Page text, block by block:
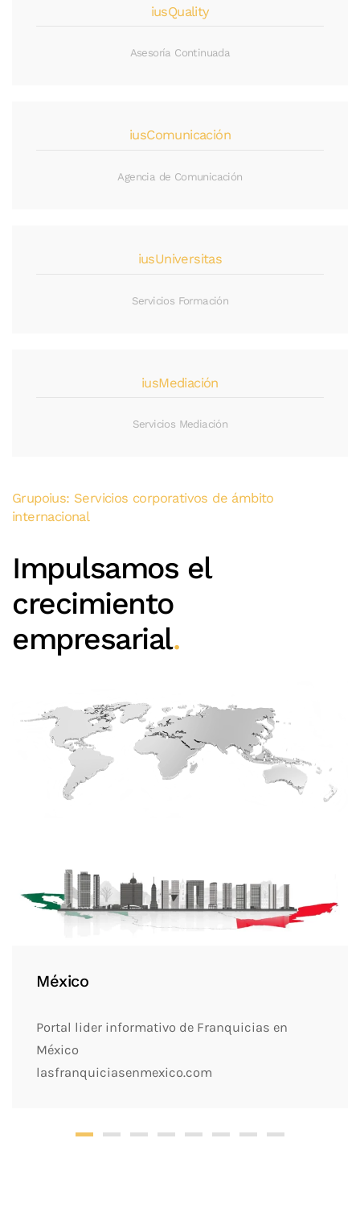
iusQuality
Asesoría Continuada
iusComunicación
Agencia de Comunicación
iusUniversitas
Servicios Formación
iusMediación
Servicios Mediación
Grupoius: Servicios corporativos de ámbito
internacional
Impulsamos el
crecimiento
empresarial.
México
Portal lider informativo de Franquicias en
México
lasfranquiciasenmexico.com